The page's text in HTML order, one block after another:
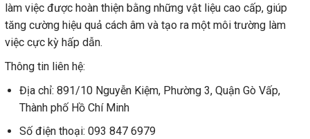
làm việc được hoàn thiện bằng những vật liệu cao cấp, giúp
tăng cường hiệu quả cách âm và tạo ra một môi trường làm
việc cực kỳ hấp dẫn.
Thông tin liên hệ:
Địa chỉ: 891/10 Nguyễn Kiệm, Phường 3, Quận Gò Vấp,
Thành phố Hồ Chí Minh
Số điện thoại: 093 847 6979